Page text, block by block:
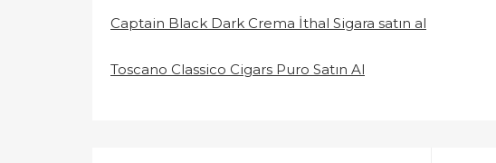
Captain Black Dark Crema İthal Sigara satın al
Toscano Classico Cigars Puro Satın Al